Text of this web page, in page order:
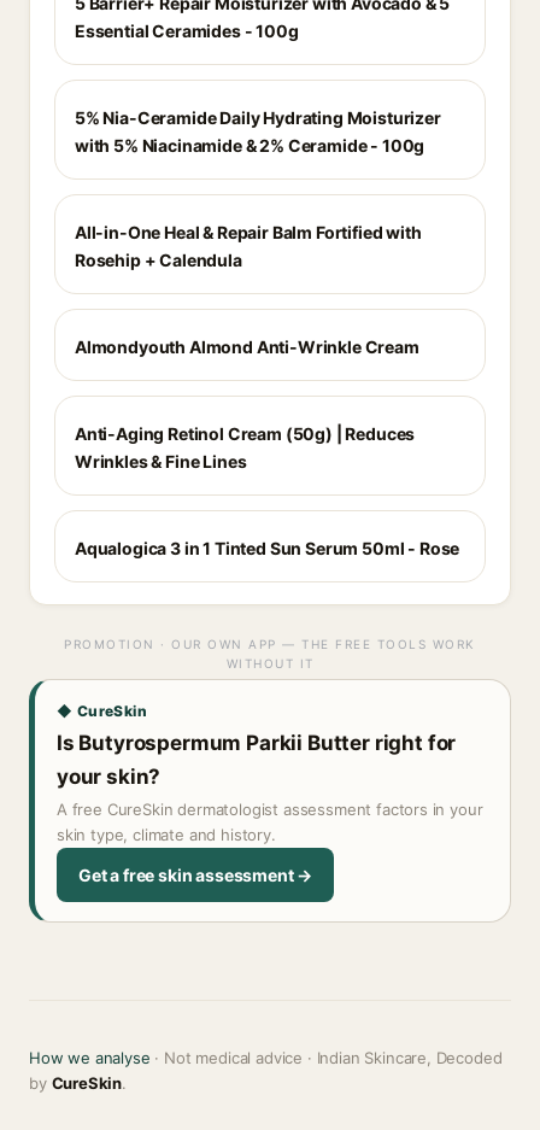
Essential Ceramides - 100g
5% Nia-Ceramide Daily Hydrating Moisturizer
with 5% Niacinamide & 2% Ceramide - 100g
All-in-One Heal & Repair Balm Fortified with
Rosehip + Calendula
Almondyouth Almond Anti-Wrinkle Cream
Anti-Aging Retinol Cream (50g) | Reduces
Wrinkles & Fine Lines
Aqualogica 3 in 1 Tinted Sun Serum 50ml - Rose
PROMOTION · OUR OWN APP — THE FREE TOOLS WORK
WITHOUT IT
◆ CureSkin
Is Butyrospermum Parkii Butter right for
your skin?
A free CureSkin dermatologist assessment factors in your
skin type, climate and history.
Get a free skin assessment →
How we analyse · Not medical advice · Indian Skincare, Decoded
by CureSkin.